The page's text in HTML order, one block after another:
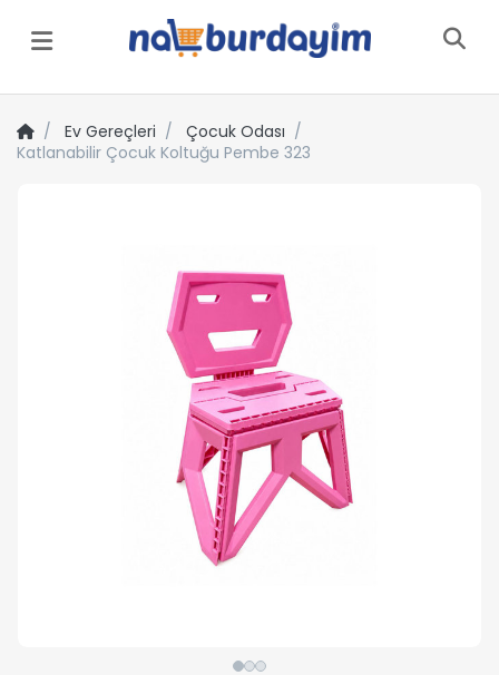
Menü
Ev Gereçleri
Çocuk Odası
Katlanabilir Çocuk Koltuğu Pembe 323